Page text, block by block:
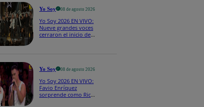
Yo Soy 08 de agosto 2026
Yo Soy 2026 EN VIVO:
Nueve grandes voces
cerraron el inicio de
Yo Soy 08 de agosto 2026
Yo Soy 2026 EN VIVO:
Favio Enríquez
sorprende como Ricky